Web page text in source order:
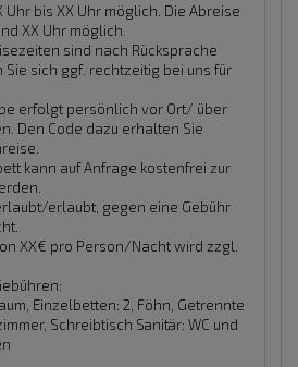
Uhr bis XX Uhr möglich. Die Abreise
XX Uhr möglich.
sind nach Rücksprache
Sie sich ggf. rechtzeitig bei uns für
erfolgt persönlich vor Ort/ über
Den Code dazu erhalten Sie
kann auf Anfrage kostenfrei zur
erlaubt, gegen eine Gebühr
XX€ pro Person/Nacht wird zzgl.
Einzelbetten: 2, Föhn, Getrennte
Schreibtisch Sanitär: WC und